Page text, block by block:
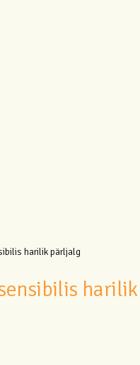
harilik pärljalg
harilik